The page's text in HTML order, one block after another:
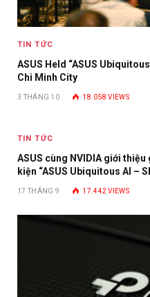
TIN TỨC
ASUS Held “ASUS
Chi Minh City
3 THÁNG 10 18.058VIEWS
TIN TỨC
ASUS cùng NVIDIA giới
kiện “ASUS Ubiquitous AI –
17 THÁNG 9 17.442VIEWS